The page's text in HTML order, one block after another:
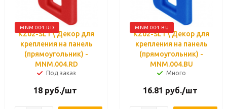
MNM.004.RD
KZ02-SL1 \ Декор для
крепления на панель
(прямоугольник) -
MNM.004.RD
Под заказ
18 руб./шт
MNM.004.BU
KZ02-SL1 \ Декор для
крепления на панель
(прямоугольник) -
MNM.004.BU
Много
16.81 руб./шт